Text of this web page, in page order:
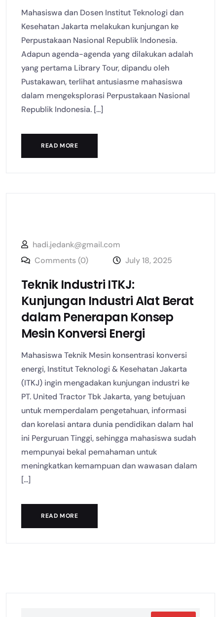
Mahasiswa dan Dosen Institut Teknologi dan
Kesehatan Jakarta melakukan kunjungan ke
Perpustakaan Nasional Republik Indonesia.
Adapun agenda-agenda yang dilakukan adalah
yang pertama Library Tour, dipandu oleh
Pustakawan, terlihat antusiasme mahasiswa
dalam mengeksplorasi Perpustakaan Nasional
Republik Indonesia. [...]
READ MORE
hadi.jedank@gmail.com
Comments (0)
July 18, 2025
Teknik Industri ITKJ:
Kunjungan Industri Alat Berat
dalam Penerapan Konsep
Mesin Konversi Energi
Mahasiswa Teknik Mesin konsentrasi konversi
energi, Institut Teknologi & Kesehatan Jakarta
(ITKJ) ingin mengadakan kunjungan industri ke
PT. United Tractor Tbk Jakarta, yang betujuan
untuk memperdalam pengetahuan, informasi
dan korelasi antara dunia pendidikan dalam hal
ini Perguruan Tinggi, sehingga mahasiswa sudah
mempunyai bekal pemahaman untuk
meningkatkan kemampuan dan wawasan dalam
[...]
READ MORE